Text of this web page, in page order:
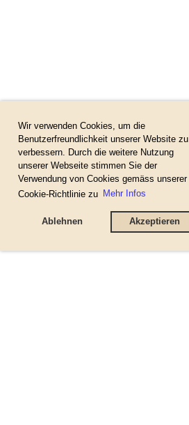
Wir verwenden Cookies, um die
Benutzerfreundlichkeit unserer Website zu
verbessern. Durch die weitere Nutzung
unserer Webseite stimmen Sie der
Verwendung von Cookies gemäss unserer
Cookie-Richtlinie zu Mehr Infos
Ablehnen Akzeptieren